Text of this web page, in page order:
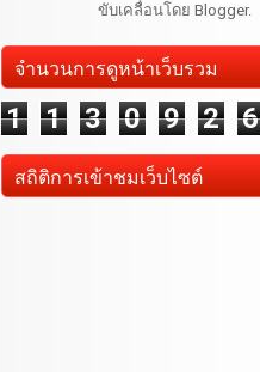
ขับเคลื่อนโดย Blogger.
จำนวนการดูหน้าเว็บรวม
1 1 3 0 9 2 6
สถิติการเข้าชมเว็บไซต์